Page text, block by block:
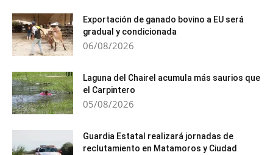
Exportación de ganado bovino a EU será
gradual y condicionada
06/08/2026
Laguna del Chairel acumula más saurios que
el Carpintero
05/08/2026
Guardia Estatal realizará jornadas de
reclutamiento en Matamoros y Ciudad